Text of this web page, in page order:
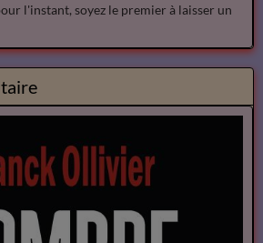
l'instant, soyez le premier à laisser un